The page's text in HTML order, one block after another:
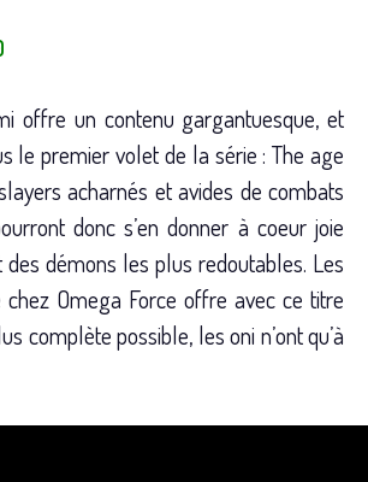
offre un contenu gargantuesque, et
le premier volet de la série : The age
acharnés et avides de combats
donc s’en donner à coeur joie
démons les plus redoutables. Les
Omega Force offre avec ce titre
complète possible, les oni n’ont qu’à